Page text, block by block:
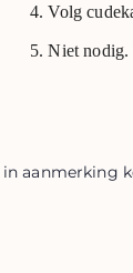
Volg
Niet nodig.
aanmerking